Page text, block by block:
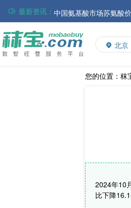
最新资讯：
磷酸氢钙市场行情走弱
帝斯曼-芬美意发布2026
巴斯夫集团发布2026年
丸红株式会社发布截至
住友化学公布2026财年
北京
您的位置： 秣
2024年10
比下降